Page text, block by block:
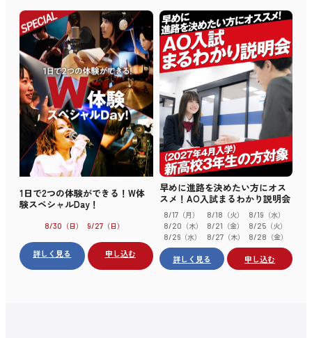
1日で2つの体験ができる！W体
験スペシャルDay！
8/30 （日） 9/27（日）
詳しく見る 申し込む
早めに進路を決めたい方にオス
スメ！AO入試まるわかり説明会
8/17 （月） 8/18 （火） 8/19 （水）
8/20 （木） 8/21 （金） 8/25 （火）
8/26 （水） 8/27 （木） 8/28 （金）
詳しく見る 申し込む